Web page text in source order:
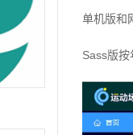
单机版和
Sass版